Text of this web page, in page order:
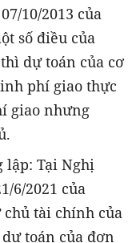
10/2013 của
số điều của
dự toán của cơ
phí giao thực
giao nhưng
lập: Tại Nghị
6/2021 của
tài chính của
toán của đơn